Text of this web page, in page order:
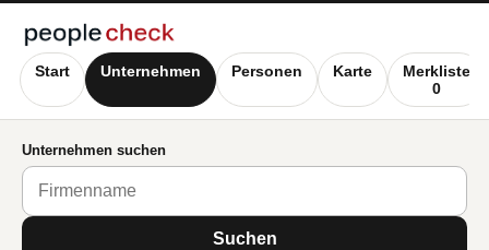
Start Unternehmen Personen Karte
Merkliste
0
Unternehmen suchen
Suchen